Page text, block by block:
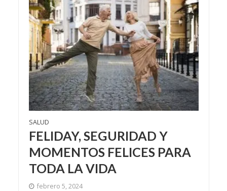
SALUD
FELIDAY, SEGURIDAD Y
MOMENTOS FELICES PARA
TODA LA VIDA
febrero 5, 2024